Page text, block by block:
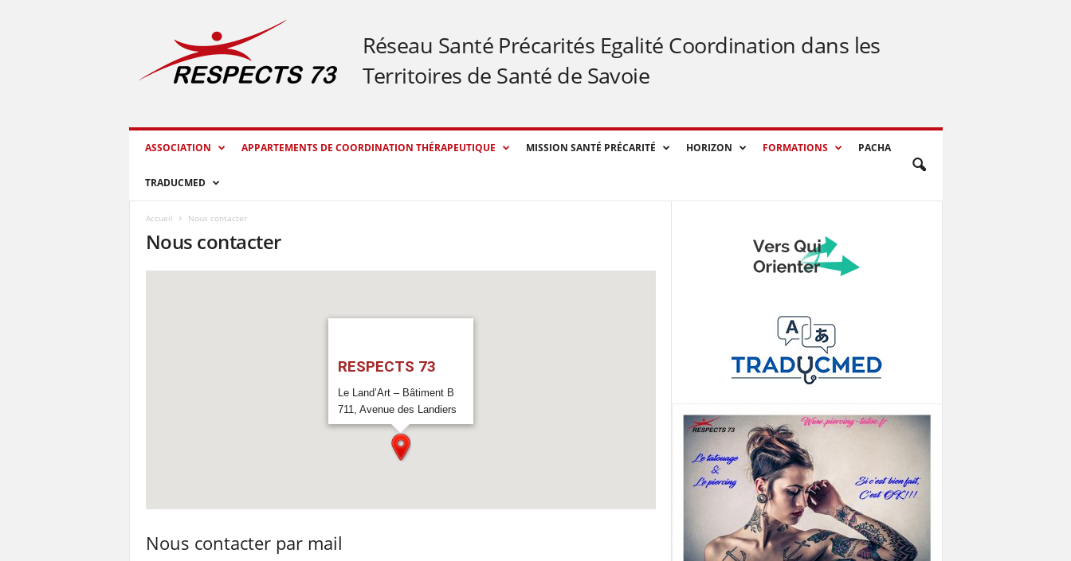
S
Réseau Santé Précarités Egalité Coordination dans les
Territoires de Santé de Savoie
ASSOCIATION APPARTEMENTS DE COORDINATION THÉRAPEUTIQUE MISSION SANTÉ PRÉCARITÉ HORIZON FORMATIONS PACHA
TRADUCMED
Accueil Nous contacter
Nous contacter
RESPECTS 73
Le Land’Art – Bâtiment B
711, Avenue des Landiers
73000 Chambéry
Téléphone : 04.15.54.18.10
Nous contacter par mail